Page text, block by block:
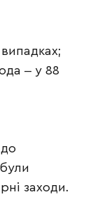
‒ у 88
заходи.